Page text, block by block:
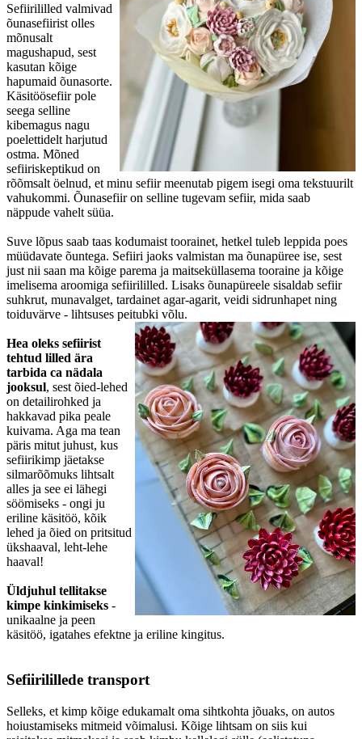
Sefiirililled valmivad
õunasefiirist olles
mõnusalt
magushapud, sest
kasutan kõige
hapumaid õunasorte.
Käsitöösefiir pole
seega selline
kibemagus nagu
poelettidelt harjutud
ostma. Mõned
sefiiriskeptikud on
rõõmsalt öelnud, et minu sefiir meenutab pigem isegi oma tekstuurilt
vahukommi. Õunasefiir on selline tugevam sefiir, mida saab
näppude vahelt süüa.
Suve lõpus saab taas kodumaist toorainet, hetkel tuleb leppida poes
müüdavate õuntega. Sefiiri jaoks valmistan ma õunapüree ise, sest
just nii saan ma kõige parema ja maitseküllasema tooraine ja kõige
imelisema aroomiga sefiirililled. Lisaks õunapüreele sisaldab sefiir
suhkrut, munavalget, tardainet agar-agarit, veidi sidrunhapet ning
toiduvärve - lihtsuses peitubki võlu.
Hea oleks sefiirist
tehtud lilled ära
tarbida ca nädala
jooksul, sest õied-lehed
on detailirohked ja
hakkavad pika peale
kuivama. Aga ma tean
päris mitut juhust, kus
sefiirikimp jäetakse
silmarõõmuks lihtsalt
alles ja see ei lähegi
söömiseks - ongi ju
eriline käsitöö, kõik
lehed ja õied on pritsitud
ükshaaval, leht-lehe
haaval!
Üldjuhul tellitakse
kimpe kinkimiseks -
unikaalne ja peen
käsitöö, igatahes efektne ja eriline kingitus.
Sefiirilillede transport
Selleks, et kimp kõige edukamalt oma sihtkohta jõuaks, on autos
hoiustamiseks mitmeid võimalusi. Kõige lihtsam on siis kui